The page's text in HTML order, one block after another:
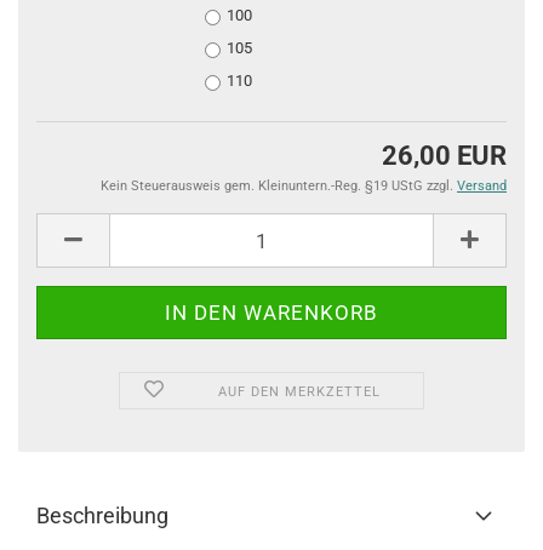
100
105
110
26,00 EUR
Kein Steuerausweis gem. Kleinuntern.-Reg. §19 UStG zzgl. Versand
AUF DEN MERKZETTEL
Beschreibung